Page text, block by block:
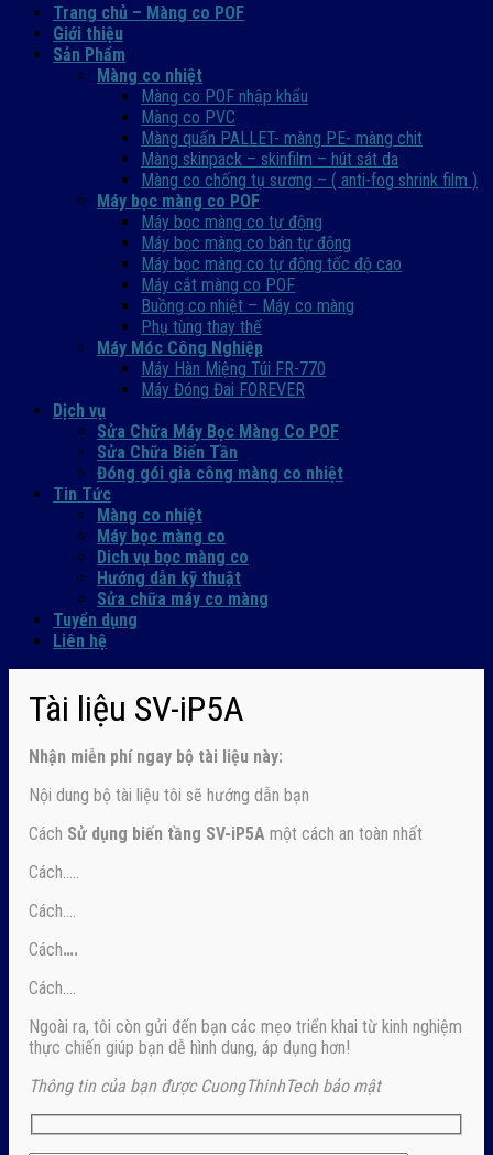
Trang chủ – Màng co POF
Giới thiệu
Sản Phẩm
Màng co nhiệt
Màng co POF nhập khẩu
Màng co PVC
Màng quấn PALLET- màng PE- màng chit
Màng skinpack – skinfilm – hút sát da
Màng co chống tụ sương – ( anti-fog shrink film )
Máy bọc màng co POF
Máy bọc màng co tự động
Máy bọc màng co bán tự động
Máy bọc màng co tự động tốc độ cao
Máy cắt màng co POF
Buồng co nhiệt – Máy co màng
Phụ tùng thay thế
Máy Móc Công Nghiệp
Máy Hàn Miệng Túi FR-770
Máy Đóng Đai FOREVER
Dịch vụ
Sửa Chữa Máy Bọc Màng Co POF
Sửa Chữa Biến Tần
Đóng gói gia công màng co nhiệt
Tin Tức
Màng co nhiệt
Máy bọc màng co
Dich vụ bọc màng co
Hướng dẫn kỹ thuật
Sửa chữa máy co màng
Tuyển dụng
Liên hệ
Tài liệu SV-iP5A
Nhận miễn phí ngay bộ tài liệu này:
Nội dung bộ tài liệu tôi sẽ hướng dẫn bạn
Cách Sử dụng biến tầng SV-iP5A một cách an toàn nhất
Cách…..
Cách….
Cách….
Cách….
Ngoài ra, tôi còn gửi đến bạn các mẹo triển khai từ kinh nghiệm
thực chiến giúp bạn dễ hình dung, áp dụng hơn!
Thông tin của bạn được CuongThinhTech bảo mật